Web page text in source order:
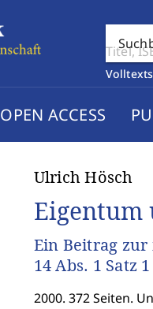
OPEN ACCESS
Ulrich Hösch
Eigentum
Ein Beitrag
14 Abs. 1 Satz 1
2000. 372 Seiten.